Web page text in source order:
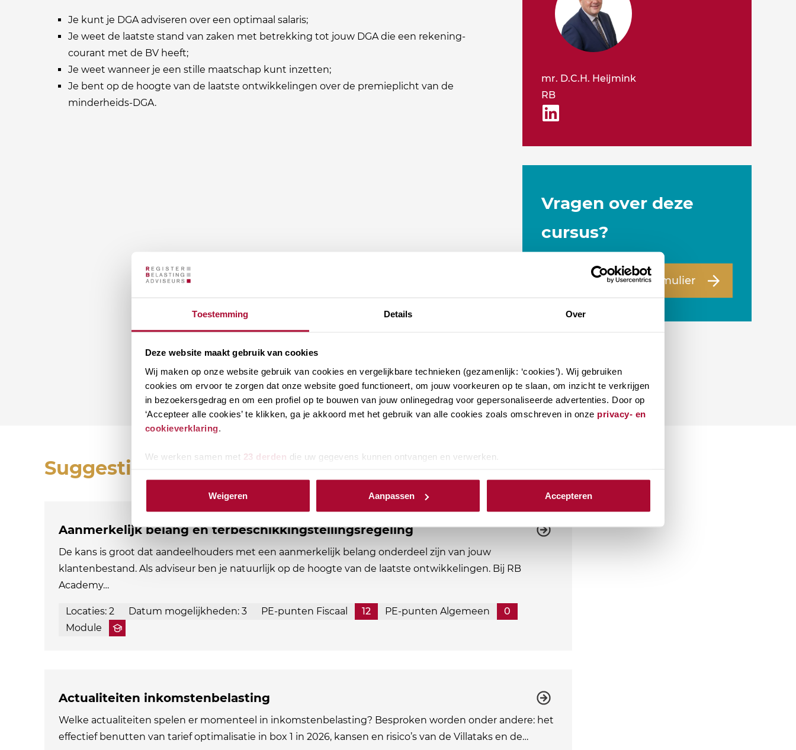
Toestemming Details Over
Deze website maakt gebruik van cookies
Wij maken op onze website gebruik van cookies en vergelijkbare technieken (gezamenlijk: ‘cookies’). Wij gebruiken
cookies om ervoor te zorgen dat onze website goed functioneert, om jouw voorkeuren op te slaan, om inzicht te verkrijgen
in bezoekersgedrag en om een profiel op te bouwen van jouw onlinegedrag voor gepersonaliseerde advertenties. Door op
‘Accepteer alle cookies’ te klikken, ga je akkoord met het gebruik van alle cookies zoals omschreven in onze privacy- en
cookieverklaring.
We werken samen met 23 derden die uw gegevens kunnen ontvangen en verwerken.
Weigeren Aanpassen Accepteren
Je kunt je DGA adviseren over een optimaal salaris;
Je weet de laatste stand van zaken met betrekking tot jouw DGA die een rekening-
courant met de BV heeft;
Je weet wanneer je een stille maatschap kunt inzetten;
Je bent op de hoogte van de laatste ontwikkelingen over de premieplicht van de
minderheids-DGA.
mr. D.C.H. Heijmink
RB
Vragen over deze
cursus?
Naar vragenformulier
Suggesties
Aanmerkelijk belang en terbeschikkingstellingsregeling
De kans is groot dat aandeelhouders met een aanmerkelijk belang onderdeel zijn van jouw
klantenbestand. Als adviseur ben je natuurlijk op de hoogte van de laatste ontwikkelingen. Bij RB
Academy…
Locaties: 2 Datum mogelijkheden: 3 PE-punten Fiscaal 12 PE-punten Algemeen
0
Module
Actualiteiten inkomstenbelasting
Welke actualiteiten spelen er momenteel in inkomstenbelasting? Besproken worden onder andere: het
effectief benutten van tarief optimalisatie in box 1 in 2026, kansen en risico’s van de Villataks en de…